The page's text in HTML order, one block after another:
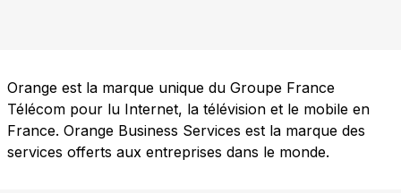
Orange est la marque unique du Groupe France
Télécom pour lu Internet, la télévision et le mobile en
France. Orange Business Services est la marque des
services offerts aux entreprises dans le monde.